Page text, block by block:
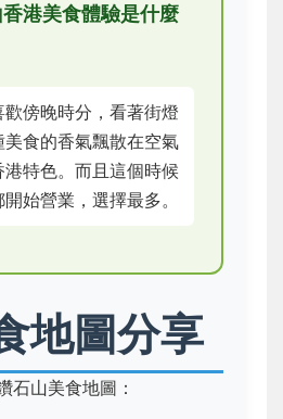
港美食體驗是什麼
傍晚時分，看著街燈
美食的香氣飄散在空氣
港特色。而且這個時候
始營業，選擇最多。
地圖分享
石山美食地圖：